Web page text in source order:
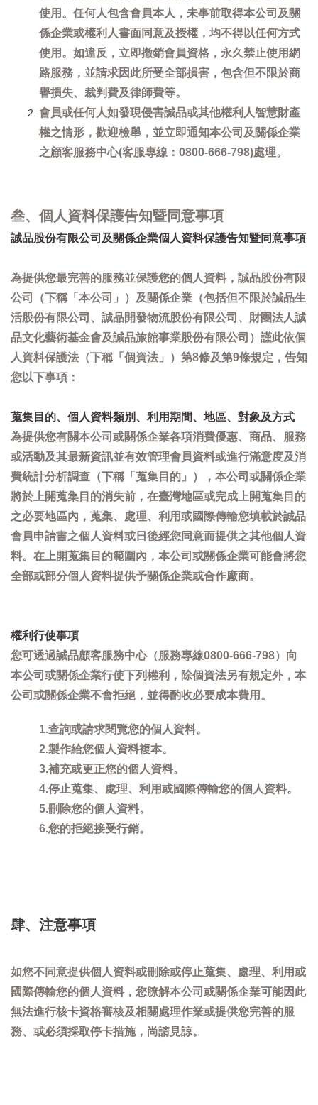
使用。任何人包含會員本人，未事前取得本公司及關
係企業或權利人書面同意及授權，均不得以任何方式
使用。如違反，立即撤銷會員資格，永久禁止使用網
路服務，並請求因此所受全部損害，包含但不限於商
譽損失、裁判費及律師費等。
會員或任何人如發現侵害誠品或其他權利人智慧財產
權之情形，歡迎檢舉，並立即通知本公司及關係企業
之顧客服務中心(客服專線：0800-666-798)處理。
叁、個人資料保護告知暨同意事項
誠品股份有限公司及關係企業個人資料保護告知暨同意事項
為提供您最完善的服務並保護您的個人資料，誠品股份有限
公司（下稱「本公司」）及關係企業（包括但不限於誠品生
活股份有限公司、誠品開發物流股份有限公司、財團法人誠
品文化藝術基金會及誠品旅館事業股份有限公司）謹此依個
人資料保護法（下稱「個資法」）第8條及第9條規定，告知
您以下事項：
蒐集目的、個人資料類別、利用期間、地區、對象及方式
為提供您有關本公司或關係企業各項消費優惠、商品、服務
或活動及其最新資訊並有效管理會員資料或進行滿意度及消
費統計分析調查（下稱「蒐集目的」），本公司或關係企業
將於上開蒐集目的消失前，在臺灣地區或完成上開蒐集目的
之必要地區內，蒐集、處理、利用或國際傳輸您填載於誠品
會員申請書之個人資料或日後經您同意而提供之其他個人資
料。在上開蒐集目的範圍內，本公司或關係企業可能會將您
全部或部分個人資料提供予關係企業或合作廠商。
權利行使事項
您可透過誠品顧客服務中心（服務專線0800-666-798）向
本公司或關係企業行使下列權利，除個資法另有規定外，本
公司或關係企業不會拒絕，並得酌收必要成本費用。
1.查詢或請求閱覽您的個人資料。
2.製作給您個人資料複本。
3.補充或更正您的個人資料。
4.停止蒐集、處理、利用或國際傳輸您的個人資料。
5.刪除您的個人資料。
6.您的拒絕接受行銷。
肆、注意事項
如您不同意提供個人資料或刪除或停止蒐集、處理、利用或
國際傳輸您的個人資料，您膫解本公司或關係企業可能因此
無法進行核卡資格審核及相關處理作業或提供您完善的服
務、或必須採取停卡措施，尚請見諒。